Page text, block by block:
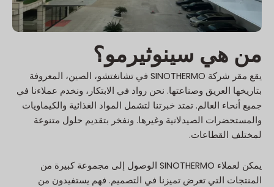
من هي سينوثيرمو؟
يقع مقر شركة SINOTHERMO في تشانغتشو، الصين، المعروفة
بتاريخها العريق وصناعتها. نحن رواد في الابتكار، ونخدم عملاءنا في
جميع أنحاء العالم. تمتد خبرتنا لتشمل المواد الغذائية والكيماويات
والمستحضرات الصيدلانية وغيرها. ونفخر بتقديم حلول متنوعة
لمختلف القطاعات.
يمكن لعملاء SINOTHERMO الوصول إلى مجموعة كبيرة من
المنتجات التي تعرض تميزنا في التصميم. فهم يستفيدون من